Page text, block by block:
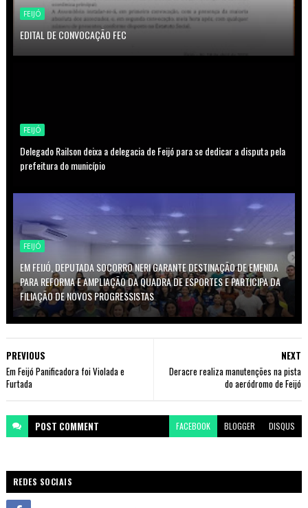
FEIJÓ
EDITAL DE CONVOCAÇÃO FEC
FEIJÓ
Delegado Railson deixa a delegacia de Feijó para se dedicar a disputa pela
prefeitura do município
FEIJÓ
EM FEIJÓ, DEPUTADA SOCORRO NERI GARANTE DESTINAÇÃO DE EMENDA
PARA REFORMA E AMPLIAÇÃO DA QUADRA DE ESPORTES E PARTICIPA DA
FILIAÇÃO DE NOVOS PROGRESSISTAS
NEXT
Deracre realiza manutenções na pista
do aeródromo de Feijó
PREVIOUS
Em Feijó Panificadora foi Violada e
Furtada
POST COMMENT FACEBOOK BLOGGER DISQUS
REDES SOCIAIS